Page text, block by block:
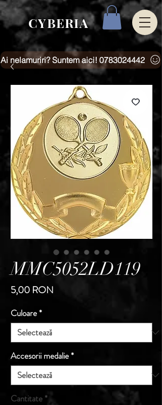
CYBERIA
Ai nelamuriri? Suntem aici! 0783024442
MMC5052LD119
5,00 RON
Culoare*
Accesorii medalie*
Cantitate *